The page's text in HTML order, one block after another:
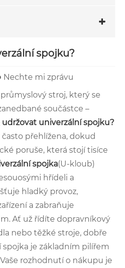
spojku?
Nechte mi zprávu
stroj, který se
součástce –
udržovat univerzální spojku?
přehlížena, dokud
poruše, která stojí tisíce
spojka(U-kloub)
hřídeli a
hladký provoz,
a zabraňuje
Ať už řídíte dopravníkový
nebo těžké stroje, dobře
spojka je základním pilířem
rozhodnutí o nákupu je